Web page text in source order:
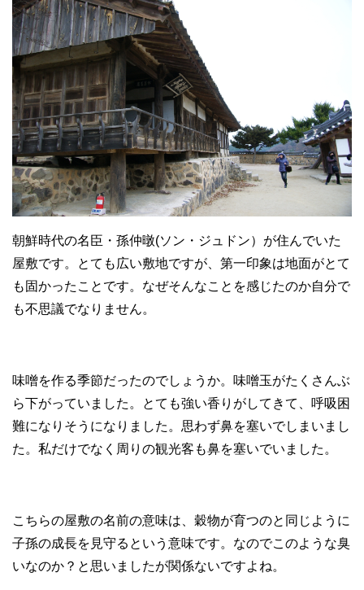
朝鮮時代の名臣・孫仲暾(ソン・ジュドン）が住んでいた
屋敷です。とても広い敷地ですが、第一印象は地面がとて
も固かったことです。なぜそんなことを感じたのか自分で
も不思議でなりません。
味噌を作る季節だったのでしょうか。味噌玉がたくさんぶ
ら下がっていました。とても強い香りがしてきて、呼吸困
難になりそうになりました。思わず鼻を塞いでしまいまし
た。私だけでなく周りの観光客も鼻を塞いでいました。
こちらの屋敷の名前の意味は、穀物が育つのと同じように
子孫の成長を見守るという意味です。なのでこのような臭
いなのか？と思いましたが関係ないですよね。